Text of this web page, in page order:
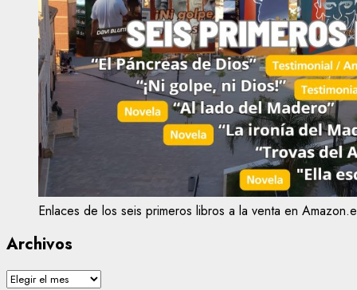
Enlaces de los seis primeros libros a la venta en
Archivos
Archivos